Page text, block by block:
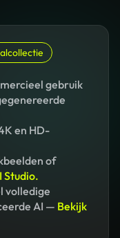
gebruik
en HD-
of
Studio.
volledige
AI — Bekijk